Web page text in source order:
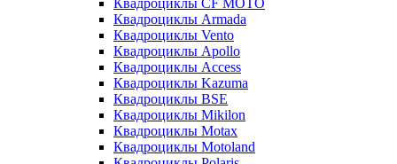
Квадроциклы CF MOTO
Квадроциклы Armada
Квадроциклы Vento
Квадроциклы Apollo
Квадроциклы Access
Квадроциклы Kazuma
Квадроциклы BSE
Квадроциклы Mikilon
Квадроциклы Motax
Квадроциклы Motoland